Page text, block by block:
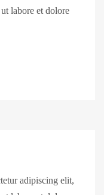
labore et dolore
adipiscing elit,